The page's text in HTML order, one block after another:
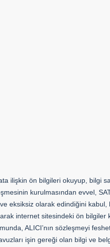
ilişkin ön bilgileri okuyup, bilgi
kurulmasından evvel,
eksiksiz olarak edindiğini kabul,
internet sitesindeki ön bilgiler
ALICI’nın sözleşmeyi
işin gereği olan bilgi ve